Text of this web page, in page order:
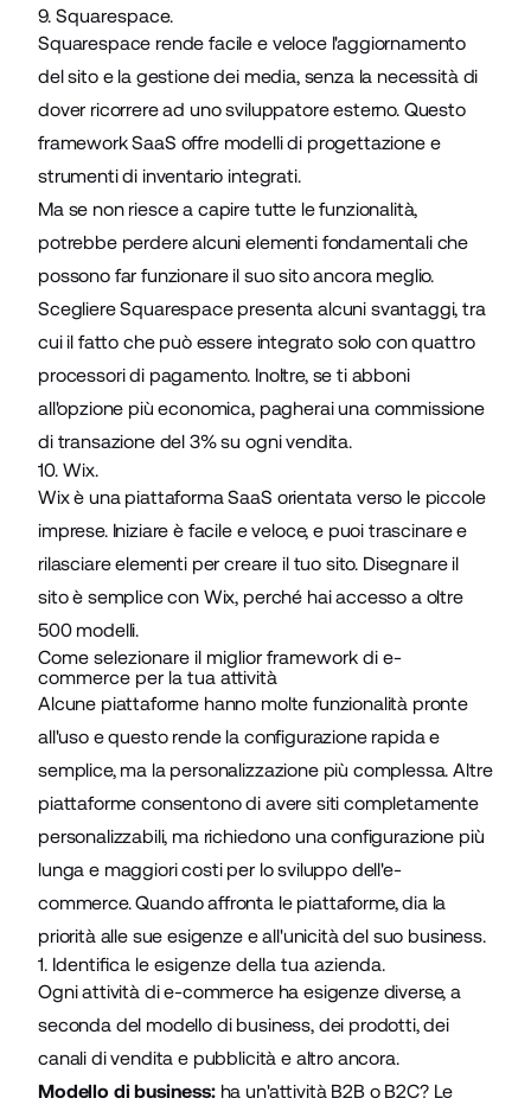
9. Squarespace.
Squarespace rende facile e veloce l'aggiornamento
del sito e la gestione dei media, senza la necessità di
dover ricorrere ad uno sviluppatore esterno. Questo
framework SaaS offre modelli di progettazione e
strumenti di inventario integrati.
Ma se non riesce a capire tutte le funzionalità,
potrebbe perdere alcuni elementi fondamentali che
possono far funzionare il suo sito ancora meglio.
Scegliere Squarespace presenta alcuni svantaggi, tra
cui il fatto che può essere integrato solo con quattro
processori di pagamento. Inoltre, se ti abboni
all'opzione più economica, pagherai una commissione
di transazione del 3% su ogni vendita.
10. Wix.
Wix è una piattaforma SaaS orientata verso le piccole
imprese. Iniziare è facile e veloce, e puoi trascinare e
rilasciare elementi per creare il tuo sito. Disegnare il
sito è semplice con Wix, perché hai accesso a oltre
500 modelli.
Come selezionare il miglior framework di e-
commerce per la tua attività
Alcune piattaforme hanno molte funzionalità pronte
all'uso e questo rende la configurazione rapida e
semplice, ma la personalizzazione più complessa. Altre
piattaforme consentono di avere siti completamente
personalizzabili, ma richiedono una configurazione più
lunga e maggiori costi per lo sviluppo dell'e-
commerce. Quando affronta le piattaforme, dia la
priorità alle sue esigenze e all'unicità del suo business.
1. Identifica le esigenze della tua azienda.
Ogni attività di e-commerce ha esigenze diverse, a
seconda del modello di business, dei prodotti, dei
canali di vendita e pubblicità e altro ancora.
Modello di business:ha un'attività B2B o B2C? Le